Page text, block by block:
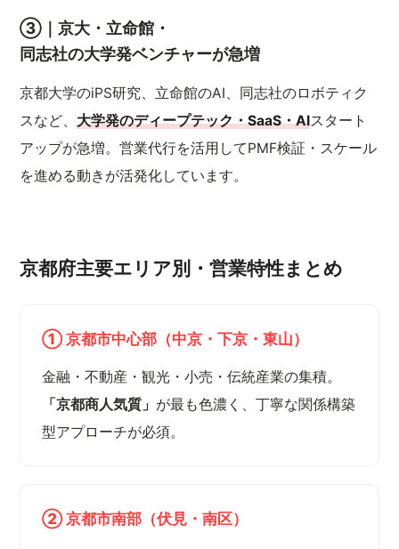
③｜京大・立命館・
同志社の大学発ベンチャーが急増
京都大学のiPS研究、立命館のAI、同志社のロボティク
スなど、大学発のディープテック・SaaS・AIスタート
アップが急増。営業代行を活用してPMF検証・スケール
を進める動きが活発化しています。
京都府主要エリア別・営業特性まとめ
① 京都市中心部（中京・下京・東山）
金融・不動産・観光・小売・伝統産業の集積。
「京都商人気質」 が最も色濃く、丁寧な関係構築
型アプローチが必須。
② 京都市南部（伏見・南区）